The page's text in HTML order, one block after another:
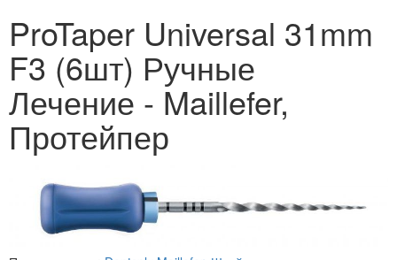
ProTaper Universal 31mm
F3 (6шт) Ручные
Лечение - Maillefer,
Протейпер